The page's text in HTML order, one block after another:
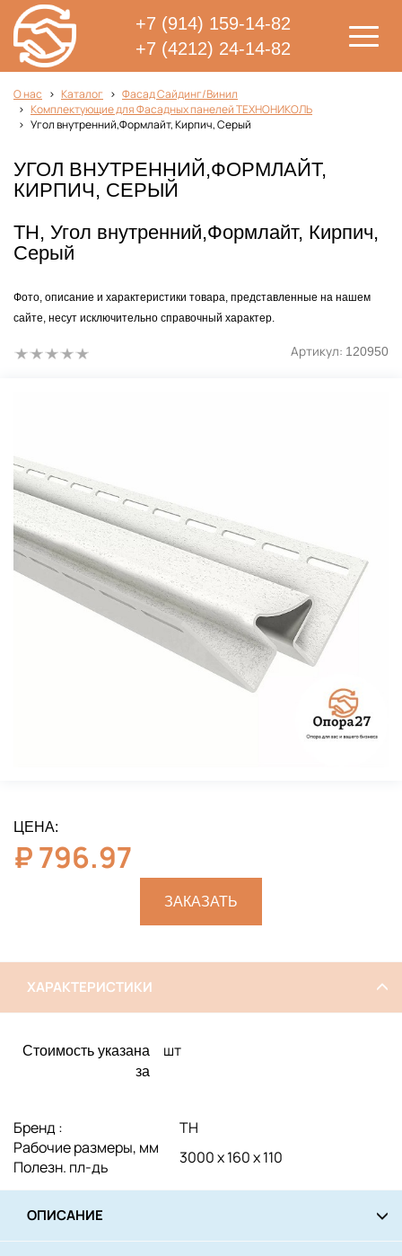
+7 (914) 159-14-82
+7 (4212) 24-14-82
О нас Каталог
Фасад Сайдинг/Винил
Комплектующие для Фасадных панелей ТЕХНОНИКОЛЬ
Угол внутренний,Формлайт, Кирпич, Серый
УГОЛ ВНУТРЕННИЙ,ФОРМЛАЙТ,
КИРПИЧ, СЕРЫЙ
ТН, Угол внутренний,Формлайт, Кирпич,
Серый
Фото, описание и характеристики товара, представленные на нашем
сайте, несут исключительно справочный характер.
Артикул: 120950
ЦЕНА:
₽796.97
ЗАКАЗАТЬ
ХАРАКТЕРИСТИКИ
Стоимость указана
за
шт
Бренд :
ТН
Рабочие размеры, мм
Полезн. пл-дь
3000 х 160 х 110
ОПИСАНИЕ